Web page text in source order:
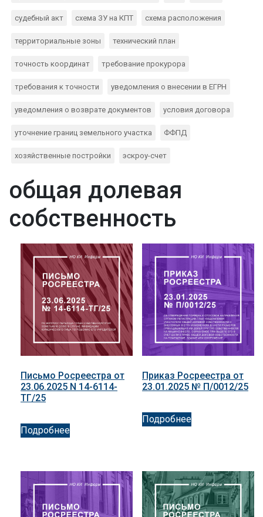
судебный акт схема ЗУ на КПТ схема расположения
территориальные зоны технический план
точность координат требование прокурора
требования к точности уведомления о внесении в ЕГРН
уведомления о возврате документов условия договора
уточнение границ земельного участка ФФПД
хозяйственные постройки эскроу-счет
общая долевая
собственность
Письмо Росреестра от
23.06.2025 N 14-6114-
ТГ/25
Подробнее
Приказ Росреестра от
23.01.2025 № П/0012/25
Подробнее